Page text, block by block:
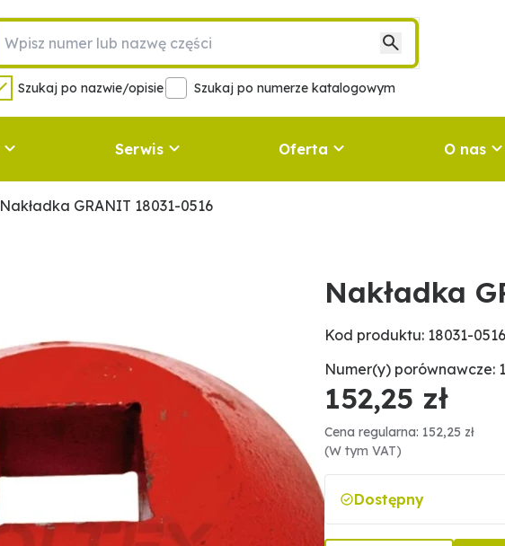
Szukaj po nazwie/opisie Szukaj po numerze katalogowym
Serwis Oferta O nas
Nakładka GRANIT 18031-0516
Nakładka
Kod produktu: 18031-0516
Numer(y) porównawcze:
152,25 zł
Cena regularna: 152,25 zł
(W tym VAT)
Dostępny